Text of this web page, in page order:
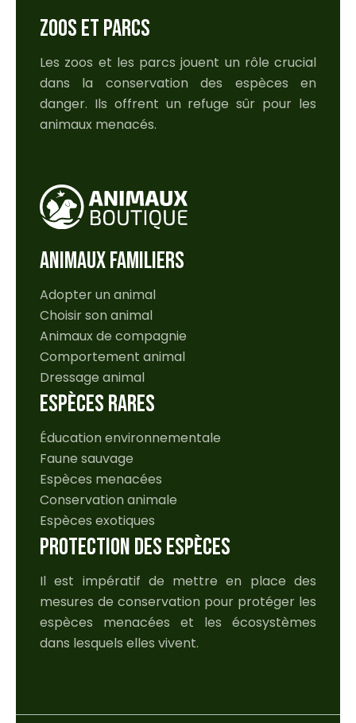
ZOOS ET PARCS
Les zoos et les parcs jouent un rôle crucial
dans la conservation des espèces en
danger. Ils offrent un refuge sûr pour les
animaux menacés.
ANIMAUX FAMILIERS
Adopter un animal
Choisir son animal
Animaux de compagnie
Comportement animal
Dressage animal
ESPÈCES RARES
Éducation environnementale
Faune sauvage
Espèces menacées
Conservation animale
Espèces exotiques
PROTECTION DES ESPÈCES
Il est impératif de mettre en place des
mesures de conservation pour protéger les
espèces menacées et les écosystèmes
dans lesquels elles vivent.